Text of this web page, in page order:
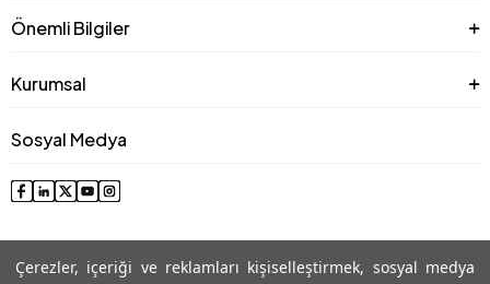
Çerezler, içeriği ve reklamları kişiselleştirmek, sosyal medya
Önemli Bilgiler
Kurumsal
Sosyal Medya